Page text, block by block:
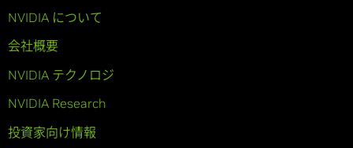
NVIDIA について
会社概要
NVIDIA テクノロジ
NVIDIA Research
投資家向け情報